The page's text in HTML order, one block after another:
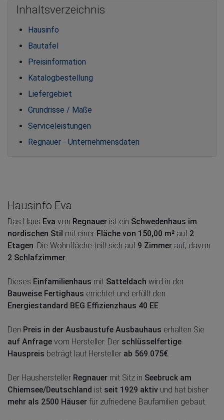
Inhaltsverzeichnis
Hausinfo
Bautafel
Preisinformation
Katalogbestellung
Liefergebiet
Grundrisse / Maße
Serviceleistungen
Regnauer - Unternehmensdaten
Hausinfo Eva
Das Haus Eva von Regnauer ist ein Schwedenhaus im
nordischen Stil mit einer Fläche von 150,00 m² auf 2
Etagen . Die Wohnfläche teilt sich auf 9 Zimmer auf, davon
2 Schlafzimmer
Dieses Einfamilienhaus mit Satteldach wird in der
Bauweise Fertighaus errichtet und erfüllt den
Energiestandard BEG Effizienzhaus 40 EE
Den Preis in der Ausbaustufe Ausbauhaus erhalten Sie
auf Anfrage vom Hersteller. Der schlüsselfertige
Hauspreis beträgt laut Hersteller ab 569.075€
Der Haushersteller Regnauer mit Sitz in Seebruck am
Chiemsee/Deutschland ist seit 1929 aktiv und hat bisher
mehr als 2500 Häuser für zufriedene Baufamilien gebaut.